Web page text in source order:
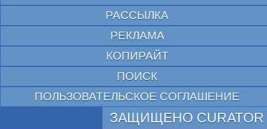
РАССЫЛКА
РЕКЛАМА
КОПИРАЙТ
ПОИСК
ПОЛЬЗОВАТЕЛЬСКОЕ СОГЛАШЕНИЕ
ЗАЩИЩЕНО CURATOR